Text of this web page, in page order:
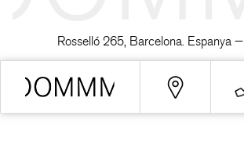
Rosselló 265, Barcelona. Espanya —